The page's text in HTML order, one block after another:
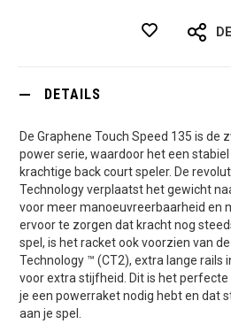
DETAILS
De Graphene Touch Speed 135 is de
power serie, waardoor het een
krachtige back court speler. De
Technology verplaatst het gewicht
voor meer manoeuvreerbaarheid en
ervoor te zorgen dat kracht nog
spel, is het racket ook voorzien van
Technology ™ (CT2), extra lange rails
voor extra stijfheid. Dit is het perfecte
je een powerraket nodig hebt en dat
aan je spel.